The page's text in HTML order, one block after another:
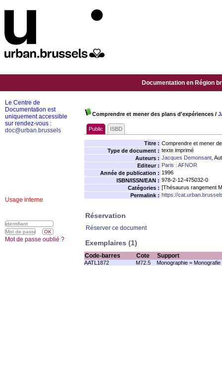
Documentation en Région
Comprendre et mener des plans d'expériences /
Public ISBD
Titre : Comprendre et mener
Type de document : texte imprimé
Auteurs : Jacques Demonsant ,
Editeur : Paris : AFNOR
Année de publication : 1996
ISBN/ISSN/EAN : 978-2-12-475032-0
Catégories : [Thésaurus rangement
Permalink : https://
Réservation
Réserver ce document
Exemplaires (1)
Code-barres Cote Support
AATL1872 M72.5 Monographie = Monografie
Le Centre de
Documentation est
uniquement accessible
sur rendez-vous :
doc@urban.brussels
Usage interne
Mot de passe oublié ?